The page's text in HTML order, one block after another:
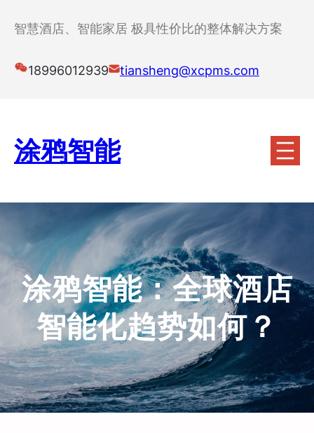
智慧酒店、智能家居 极具性价比的整体解决方案
18996012939 tiansheng@xcpms.com
涂鸦智能
涂鸦智能：全球酒店
智能化趋势如何？